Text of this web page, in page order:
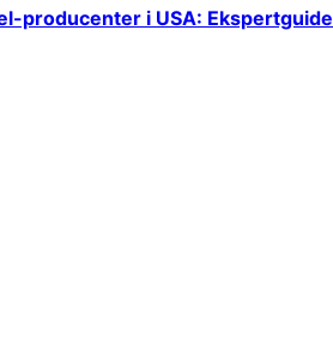
producenter i USA: Ekspertguide